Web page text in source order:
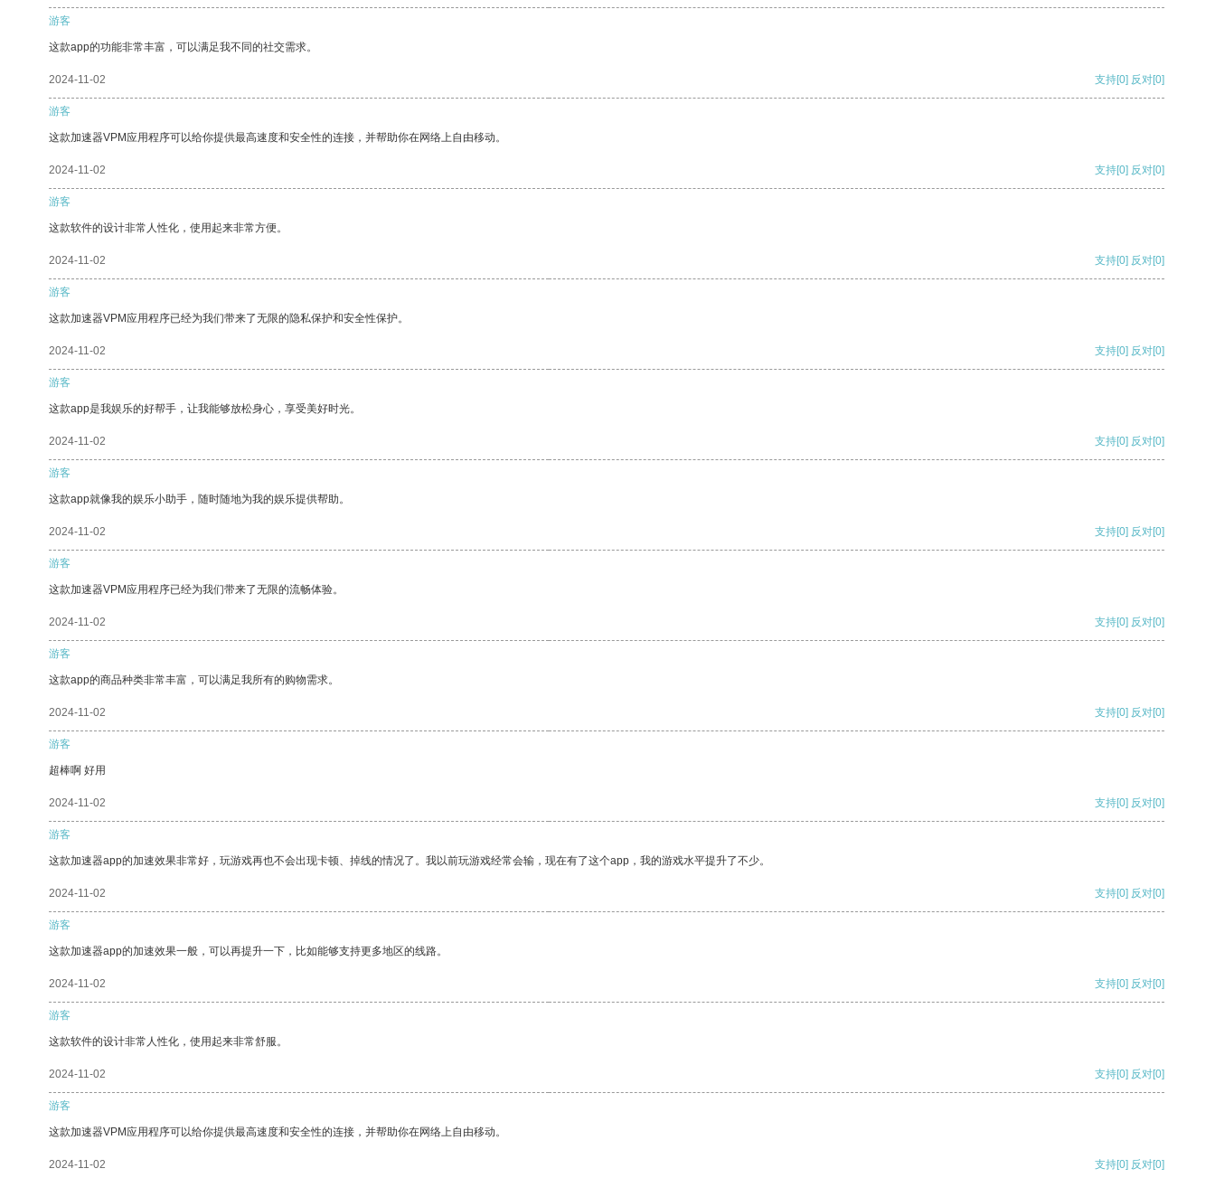
游客
这款app的功能非常丰富，可以满足我不同的社交需求。
2024-11-02 支持[0] 反对[0]
游客
这款加速器VPM应用程序可以给你提供最高速度和安全性的连接，并帮助你在网络上自由移动。
2024-11-02 支持[0] 反对[0]
游客
这款软件的设计非常人性化，使用起来非常方便。
2024-11-02 支持[0] 反对[0]
游客
这款加速器VPM应用程序已经为我们带来了无限的隐私保护和安全性保护。
2024-11-02 支持[0] 反对[0]
游客
这款app是我娱乐的好帮手，让我能够放松身心，享受美好时光。
2024-11-02 支持[0] 反对[0]
游客
这款app就像我的娱乐小助手，随时随地为我的娱乐提供帮助。
2024-11-02 支持[0] 反对[0]
游客
这款加速器VPM应用程序已经为我们带来了无限的流畅体验。
2024-11-02 支持[0] 反对[0]
游客
这款app的商品种类非常丰富，可以满足我所有的购物需求。
2024-11-02 支持[0] 反对[0]
游客
超棒啊 好用
2024-11-02 支持[0] 反对[0]
游客
这款加速器app的加速效果非常好，玩游戏再也不会出现卡顿、掉线的情况了。我以前玩游戏经常会输，现在有了这个app，我的游戏水平提升了不少。
2024-11-02 支持[0] 反对[0]
游客
这款加速器app的加速效果一般，可以再提升一下，比如能够支持更多地区的线路。
2024-11-02 支持[0] 反对[0]
游客
这款软件的设计非常人性化，使用起来非常舒服。
2024-11-02 支持[0] 反对[0]
游客
这款加速器VPM应用程序可以给你提供最高速度和安全性的连接，并帮助你在网络上自由移动。
2024-11-02 支持[0] 反对[0]